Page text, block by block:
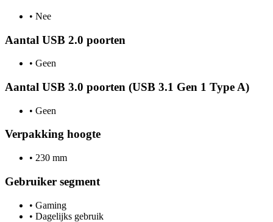
• Nee
Aantal USB 2.0 poorten
• Geen
Aantal USB 3.0 poorten (USB 3.1 Gen 1 Type A)
• Geen
Verpakking hoogte
• 230 mm
Gebruiker segment
• Gaming
• Dagelijks gebruik